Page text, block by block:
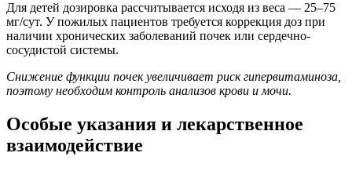
Для детей дозировка рассчитывается исходя из веса — 25–75
мг/сут. У пожилых пациентов требуется коррекция доз при
наличии хронических заболеваний почек или сердечно-
сосудистой системы.
Снижение функции почек увеличивает риск гипервитаминоза,
поэтому необходим контроль анализов крови и мочи.
Особые указания и лекарственное
взаимодействие